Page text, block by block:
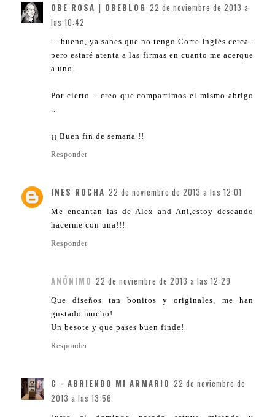
OBE ROSA | OBEBLOG 22 de noviembre de 2013 a
las 10:42
... bueno, ya sabes que no tengo Corte Inglés cerca..
pero estaré atenta a las firmas en cuanto me acerque
a uno.
Por cierto .. creo que compartimos el mismo abrigo
¡¡ Buen fin de semana !!
Responder
INES ROCHA 22 de noviembre de 2013 a las 12:01
Me encantan las de Alex and Ani,estoy deseando
hacerme con una!!!
Responder
ANÓNIMO 22 de noviembre de 2013 a las 12:29
Que diseños tan bonitos y originales, me han
gustado mucho!
Un besote y que pases buen finde!
Responder
C - ABRIENDO MI ARMARIO 22 de noviembre de
2013 a las 13:56